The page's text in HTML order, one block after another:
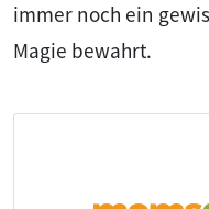
immer noch ein
Magie bewahrt.